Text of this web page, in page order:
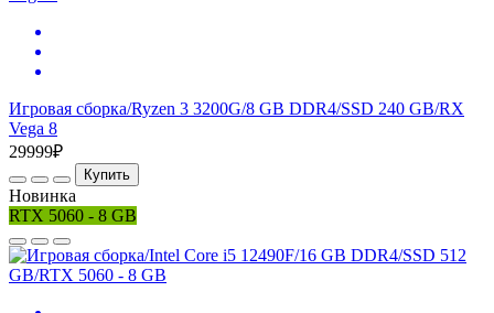
Игровая сборка/Ryzen 3 3200G/8 GB DDR4/SSD 240 GB/RX
Vega 8
29999₽
Купить
Новинка
RTX 5060 - 8 GB